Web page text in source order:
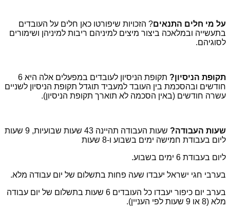
על מי חלים התנאים? הזכויות שיפורטו כאן חלים על העובדים
בתעשייה ובמלאכה ביצור מיצים למיניהם ריבות למיניהן ושימורים
לסוגיהם.
תקופת הניסיון?
תקופת הניסיון לעובדים במפעלים אלה היא 6
חודשים ובהסכמת בין העובד למעביד תוגדל תקופת הניסיון לשניים
עשרה חודשים (באין הסכמה לא תוארך תקופת הניסיון).
שעות העבודה?
שעות העבודה תהיינה 43 שעות שבועיות, 9 שעות
ליום בעבודת חמישה ימים בשבוע ו-8 שעות
ליום בעבודת 6 ימים בשבוע.
בערבי חגי ישראל יעבדו שעה פחות בתשלום של יום עבודה מלא.
בערב יום כיפור יעבדו כל העובדים 6 שעות בתשלום של יום עבודה
מלא (8 או 9 שעות לפי העניין).